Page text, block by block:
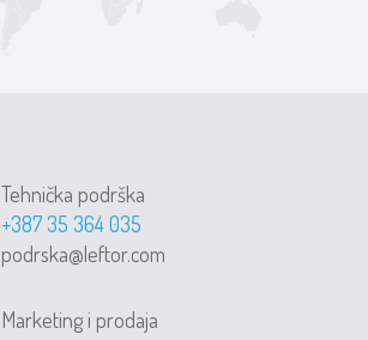
Tehnička podrška
+387 35 364 035
podrska@leftor.com
Marketing i prodaja